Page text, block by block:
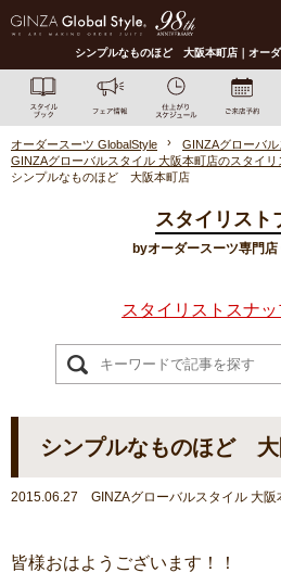
シンプルなものほど 大阪本町店｜オー
オーダースーツ GlobalStyle
GINZAグローバ
GINZAグローバルスタイル 大阪本町店のスタイリ
シンプルなものほど 大阪本町店
スタイリスト
byオーダースーツ専門
スタイリストスナ
シンプルなものほど
2015.06.27 GINZAグローバルスタイル 大阪
皆様おはようございます！！